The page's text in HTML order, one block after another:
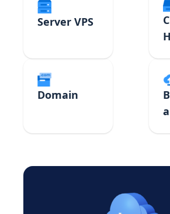
Server VPS
Domain